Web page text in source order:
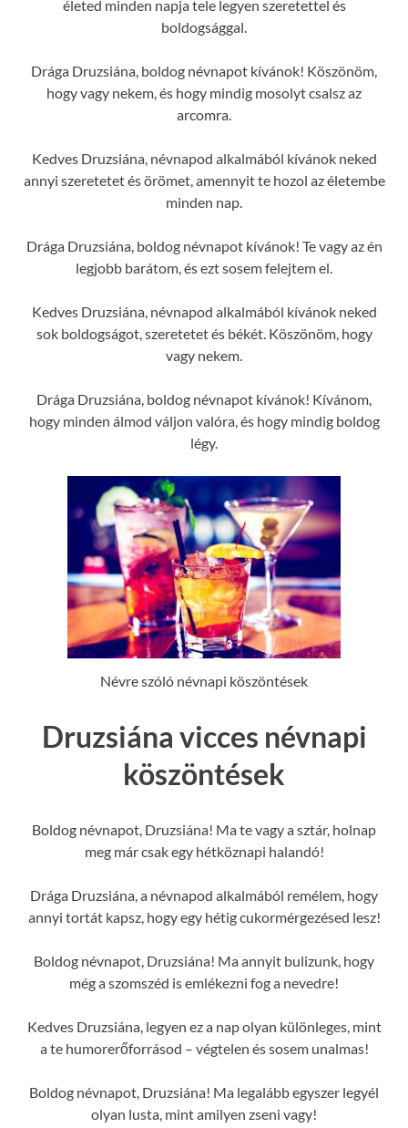
életed minden napja tele legyen szeretettel és
boldogsággal.
Drága Druzsiána, boldog névnapot kívánok! Köszönöm,
hogy vagy nekem, és hogy mindig mosolyt csalsz az
arcomra.
Kedves Druzsiána, névnapod alkalmából kívánok neked
annyi szeretetet és örömet, amennyit te hozol az életembe
minden nap.
Drága Druzsiána, boldog névnapot kívánok! Te vagy az én
legjobb barátom, és ezt sosem felejtem el.
Kedves Druzsiána, névnapod alkalmából kívánok neked
sok boldogságot, szeretetet és békét. Köszönöm, hogy
vagy nekem.
Drága Druzsiána, boldog névnapot kívánok! Kívánom,
hogy minden álmod váljon valóra, és hogy mindig boldog
légy.
Névre szóló névnapi köszöntések
Druzsiána vicces névnapi
köszöntések
Boldog névnapot, Druzsiána! Ma te vagy a sztár, holnap
meg már csak egy hétköznapi halandó!
Drága Druzsiána, a névnapod alkalmából remélem, hogy
annyi tortát kapsz, hogy egy hétig cukormérgezésed lesz!
Boldog névnapot, Druzsiána! Ma annyit bulizunk, hogy
még a szomszéd is emlékezni fog a nevedre!
Kedves Druzsiána, legyen ez a nap olyan különleges, mint
a te humorerőforrásod – végtelen és sosem unalmas!
Boldog névnapot, Druzsiána! Ma legalább egyszer legyél
olyan lusta, mint amilyen zseni vagy!